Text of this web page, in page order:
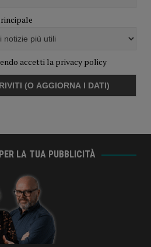
accetti la privacy policy
PER LA TUA PUBBLICITÀ